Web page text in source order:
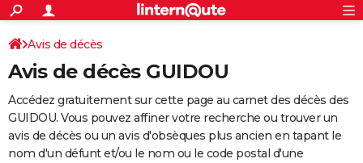
ACTUALITÉS
Politique
Société
Faits Divers
Education
Monde
Villes
+
SPORT
Coupe du monde 2026
Football
Tennis
Cyclisme
Rugby
Forum
Programme TV
TNT
Streaming
Cinéma
Sorties cinéma
Musique
+
FINANCE
Retraite
Epargne
Immobilier
Risques naturels par ville
Banque
Assurance
AUTO
Avis de décès
Avis de décès GUIDOU
Accédez gratuitement sur cette page au carnet des décès des
GUIDOU. Vous pouvez affiner votre recherche ou trouver un
avis de décès ou un avis d'obsèques plus ancien en tapant le
nom d'un défunt et/ou le nom ou le code postal d'une